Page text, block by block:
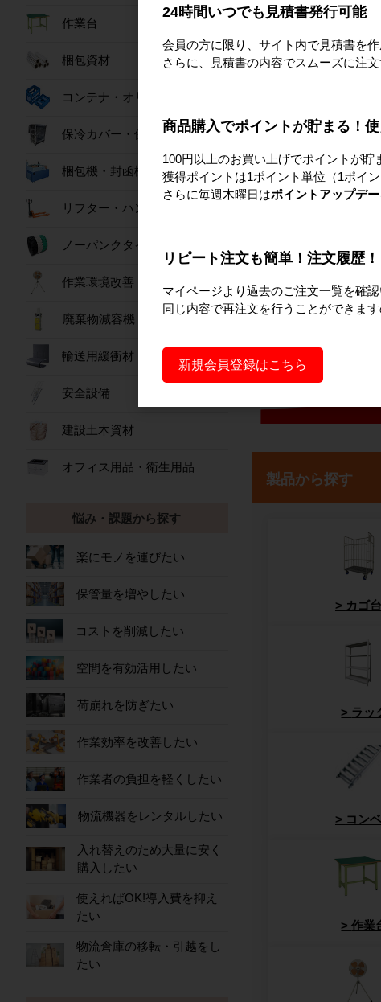
ぴ～™
製品から探す
カゴ
ラッ
コン
作業
作業台
梱包資材
コンテナ・オリコン
保冷カバー・保冷ボックス
梱包機・封函機
リフター・ハンドパレット
ノーパンクタイヤ
作業環境改善
廃棄物減容機
輸送用緩衝材
安全設備
建設土木資材
オフィス用品・衛生用品
悩み・課題から探す
楽にモノを運びたい
保管量を増やしたい
コストを削減したい
空間を有効活用したい
荷崩れを防ぎたい
作業効率を改善したい
作業者の負担を軽くしたい
物流機器をレンタルしたい
入れ替えのため大量に安く
購入したい
使えればOK!導入費を抑え
たい
物流倉庫の移転・引越をし
たい
24時間いつでも見積書発行可能
会員の方に限り、サイト内で見積書を
さらに、見積書の内容でスムーズに注
商品購入でポイントが貯まる！使
100円以上のお買い上げでポイントが貯
獲得ポイントは1ポイント単位（1ポイ
さらに毎週木曜日はポイントアップデー
リピート注文も簡単！注文履歴！
マイページより過去のご注文一覧を確認
同じ内容で再注文を行うことができま
新規会員登録はこちら